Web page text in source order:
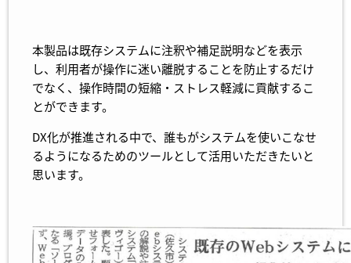
本製品は既存システムに注釈や補足説明などを表示
し、利用者が操作に迷い離脱することを防止するだけ
でなく、操作時間の短縮・ストレス軽減に貢献するこ
とができます。
DX化が推進される中で、誰もがシステムを使いこなせ
るようになるためのツールとして活用いただきたいと
思います。